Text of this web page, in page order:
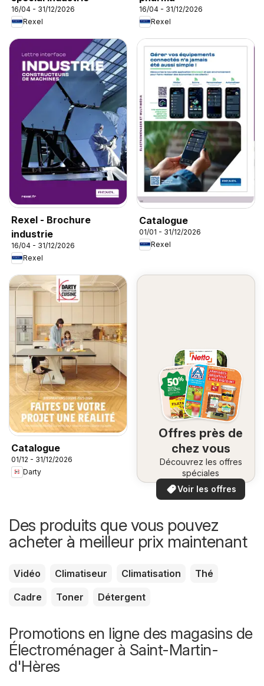
16/04 - 31/12/2026
Rexel
16/04 - 31/12/2026
Rexel
Rexel - Brochure
industrie
16/04 - 31/12/2026
Rexel
Catalogue
01/01 - 31/12/2026
Rexel
Catalogue
01/12 - 31/12/2026
Darty
Offres près de
chez vous
Découvrez les offres
spéciales
Voir les offres
Des produits que vous pouvez
acheter à meilleur prix maintenant
Vidéo Climatiseur Climatisation
Thé
Cadre
Toner Détergent
Promotions en ligne des magasins de
Électroménager à Saint-Martin-
d'Hères